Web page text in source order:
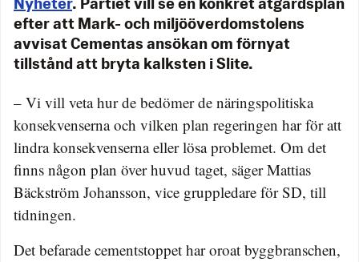
Nyheter. Partiet vill se en konkret åtgärdsplan
efter att Mark- och miljööverdomstolens
avvisat Cementas ansökan om förnyat
tillstånd att bryta kalksten i Slite.
– Vi vill veta hur de bedömer de näringspolitiska
konsekvenserna och vilken plan regeringen har för att
lindra konsekvenserna eller lösa problemet. Om det
finns någon plan över huvud taget, säger Mattias
Bäckström Johansson, vice gruppledare för SD, till
tidningen.
Det befarade cementstoppet har oroat byggbranschen,